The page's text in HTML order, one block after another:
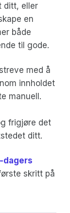
ditt, eller
en
både
til gode.
med å
innholdet
manuell.
frigjøre det
ditt.
dagers
skritt på